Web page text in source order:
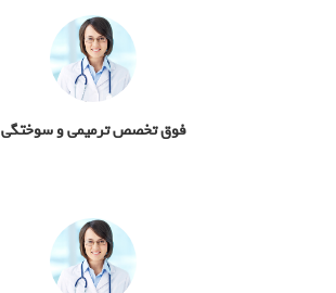
فوق تخصص ترمیمی و سوختگی